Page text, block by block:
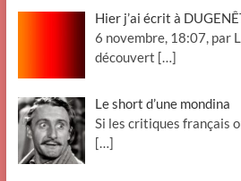
Hier j’ai écrit à
6 novembre, 18:07, par
découvert […]
Le short d’une mondina
Si les critiques français
[…]